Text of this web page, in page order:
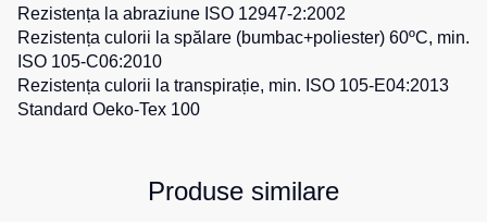
Rezistența la abraziune ISO 12947-2:2002
Rezistența culorii la spălare (bumbac+poliester) 60ºC, min.
ISO 105-C06:2010
Rezistența culorii la transpirație, min. ISO 105-E04:2013
Standard Oeko-Tex 100
Produse similare